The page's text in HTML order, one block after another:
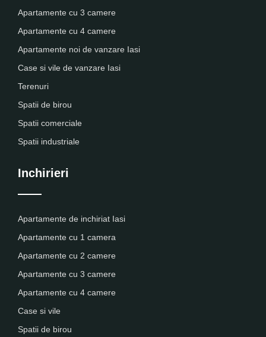
Apartamente cu 3 camere
Apartamente cu 4 camere
Apartamente noi de vanzare Iasi
Case si vile de vanzare Iasi
Terenuri
Spatii de birou
Spatii comerciale
Spatii industriale
Inchirieri
Apartamente de inchiriat Iasi
Apartamente cu 1 camera
Apartamente cu 2 camere
Apartamente cu 3 camere
Apartamente cu 4 camere
Case si vile
Spatii de birou